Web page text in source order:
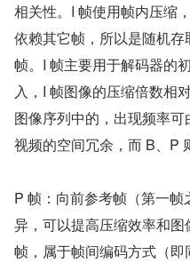
相关性。I 帧使用帧内压缩
依赖其它帧，所以是随机
帧。I 帧主要用于解码器的
入，I 帧图像的压缩倍数相
图像序列中的，出现频率
视频的空间冗余，而 B、P
P 帧：向前参考帧（第一
异，可以提高压缩效率和
帧，属于帧间编码方式（